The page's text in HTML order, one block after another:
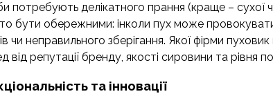
потребують делікатного прання (краще – сухої
бути обережними: інколи пух може провокувати
чи неправильного зберігання. Якої фірми
репутації бренду, якості сировини та рівня
та інновації